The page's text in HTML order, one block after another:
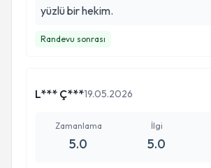
yüzlü bir hekim.
Randevu sonrası
L*** Ç***19.05.2026
Zamanlama
5.0
İlgi
5.0